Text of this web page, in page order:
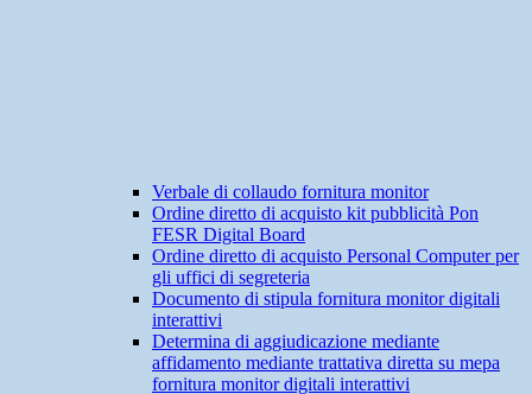
Verbale di collaudo fornitura monitor
Ordine diretto di acquisto kit pubblicità Pon
FESR Digital Board
Ordine diretto di acquisto Personal Computer per
gli uffici di segreteria
Documento di stipula fornitura monitor digitali
interattivi
Determina di aggiudicazione mediante
affidamento mediante trattativa diretta su mepa
fornitura monitor digitali interattivi